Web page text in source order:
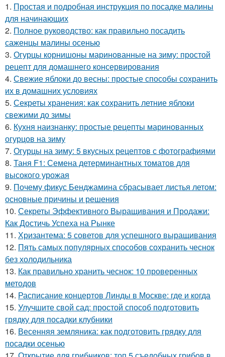
1. Простая и подробная инструкция по посадке малины
для начинающих
2. Полное руководство: как правильно посадить
саженцы малины осенью
3. Огурцы корнишоны маринованные на зиму: простой
рецепт для домашнего консервирования
4. Свежие яблоки до весны: простые способы сохранить
их в домашних условиях
5. Секреты хранения: как сохранить летние яблоки
свежими до зимы
6. Кухня наизнанку: простые рецепты маринованных
огурцов на зиму
7. Огурцы на зиму: 5 вкусных рецептов с фотографиями
8. Таня F1: Семена детерминантных томатов для
высокого урожая
9. Почему фикус Бенджамина сбрасывает листья летом:
основные причины и решения
10. Секреты Эффективного Выращивания и Продажи:
Как Достичь Успеха на Рынке
11. Хризантема: 5 советов для успешного выращивания
12. Пять самых популярных способов сохранить чеснок
без холодильника
13. Как правильно хранить чеснок: 10 проверенных
методов
14. Расписание концертов Линды в Москве: где и когда
15. Улучшите свой сад: простой способ подготовить
грядку для посадки клубники
16. Весенняя земляника: как подготовить грядку для
посадки осенью